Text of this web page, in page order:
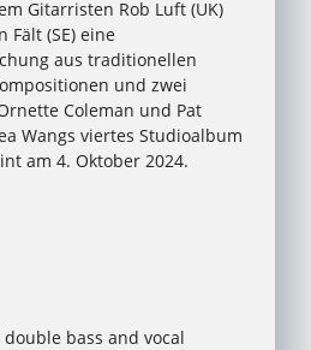
Gitarristen Rob Luft (UK)
Fält (SE) eine
aus traditionellen
und zwei
Coleman und Pat
Wangs viertes Studioalbum
am 4. Oktober 2024.
bass and vocal